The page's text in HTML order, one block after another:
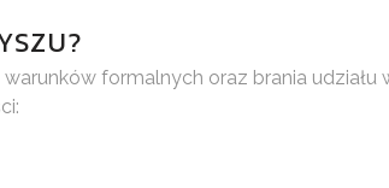
formalnych oraz brania udziału